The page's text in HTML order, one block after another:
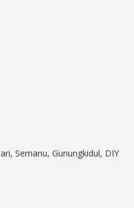
Semanu, Gunungkidul, DIY